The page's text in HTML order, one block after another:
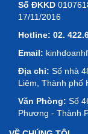
Số ĐKKD
17/11/2016
Hotline: 02.
Email:
Địa chỉ: Số nhà
Liêm, Thành phố
Văn Phòng: Số
Phương - Thành